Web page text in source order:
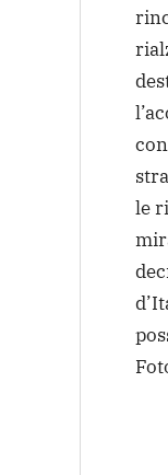
le